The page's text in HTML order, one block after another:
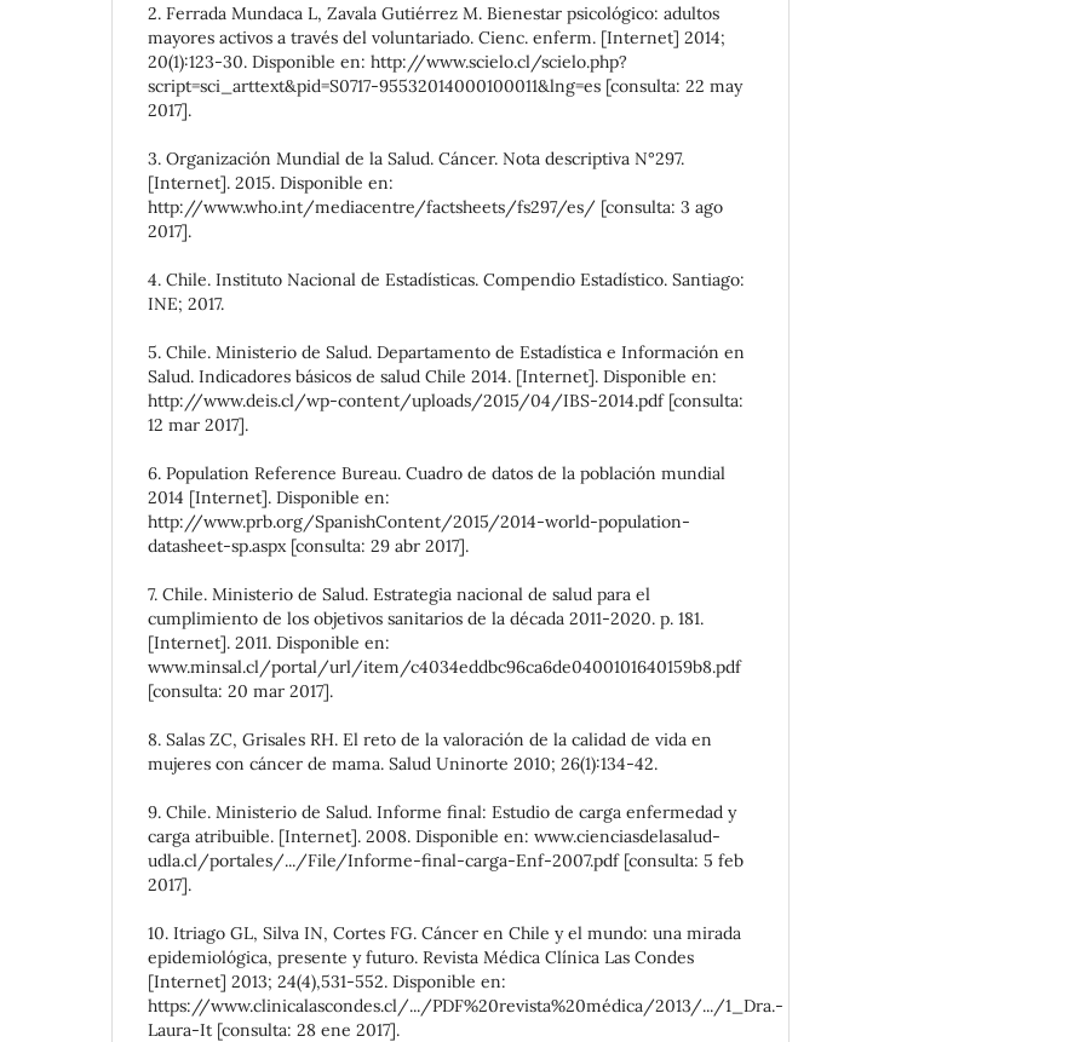
2. Ferrada Mundaca L, Zavala Gutiérrez M. Bienestar psicológico: adultos
mayores activos a través del voluntariado. Cienc. enferm. [Internet] 2014;
20(1):123-30. Disponible en: http://www.scielo.cl/scielo.php?
script=sci_arttext&pid=S0717-95532014000100011&lng=es [consulta: 22 may
2017].
3. Organización Mundial de la Salud. Cáncer. Nota descriptiva N°297.
[Internet]. 2015. Disponible en:
http://www.who.int/mediacentre/factsheets/fs297/es/ [consulta: 3 ago
2017].
4. Chile. Instituto Nacional de Estadísticas. Compendio Estadístico. Santiago:
INE; 2017.
5. Chile. Ministerio de Salud. Departamento de Estadística e Información en
Salud. Indicadores básicos de salud Chile 2014. [Internet]. Disponible en:
http://www.deis.cl/wp-content/uploads/2015/04/IBS-2014.pdf [consulta:
12 mar 2017].
6. Population Reference Bureau. Cuadro de datos de la población mundial
2014 [Internet]. Disponible en:
http://www.prb.org/SpanishContent/2015/2014-world-population-
datasheet-sp.aspx [consulta: 29 abr 2017].
7. Chile. Ministerio de Salud. Estrategia nacional de salud para el
cumplimiento de los objetivos sanitarios de la década 2011-2020. p. 181.
[Internet]. 2011. Disponible en:
www.minsal.cl/portal/url/item/c4034eddbc96ca6de0400101640159b8.pdf
[consulta: 20 mar 2017].
8. Salas ZC, Grisales RH. El reto de la valoración de la calidad de vida en
mujeres con cáncer de mama. Salud Uninorte 2010; 26(1):134-42.
9. Chile. Ministerio de Salud. Informe final: Estudio de carga enfermedad y
carga atribuible. [Internet]. 2008. Disponible en: www.cienciasdelasalud-
udla.cl/portales/.../File/Informe-final-carga-Enf-2007.pdf [consulta: 5 feb
2017].
10. Itriago GL, Silva IN, Cortes FG. Cáncer en Chile y el mundo: una mirada
epidemiológica, presente y futuro. Revista Médica Clínica Las Condes
[Internet] 2013; 24(4),531-552. Disponible en:
https://www.clinicalascondes.cl/.../PDF%20revista%20médica/2013/.../1_Dra.-
Laura-It [consulta: 28 ene 2017].